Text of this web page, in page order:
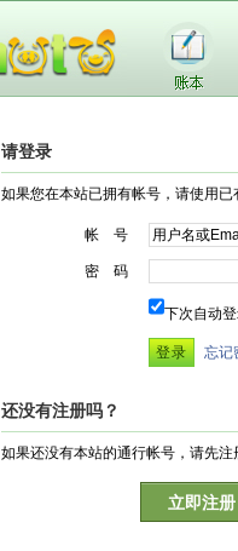
请登录
如果您在本站已拥有帐号，请使用已
帐 号
密 码
下次自动
忘记
还没有注册吗？
如果还没有本站的通行帐号，请先注
立即注册